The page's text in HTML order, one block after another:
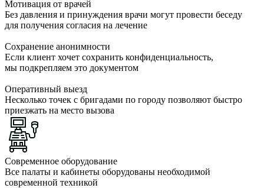
Мотивация от врачей
Без давления и принуждения врачи могут провести беседу
для получения согласия на лечение
Сохранение анонимности
Если клиент хочет сохранить конфиденциальность,
мы подкрепляем это документом
Оперативный выезд
Несколько точек с бригадами по городу позволяют быстро
приезжать на место вызова
Современное оборудование
Все палаты и кабинеты оборудованы необходимой
современной техникой